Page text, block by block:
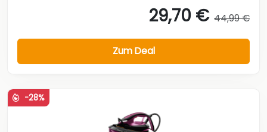
29,70 € 44,99 €
Zum Deal
-28%